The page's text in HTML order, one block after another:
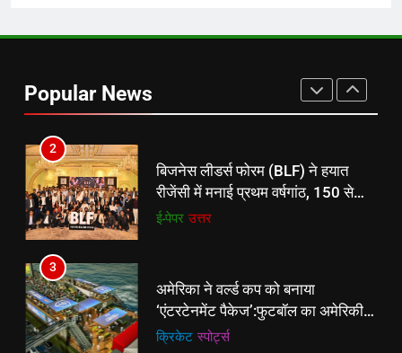
Popular News
2
बिजनेस लीडर्स फोरम (BLF) ने हयात
रीजेंसी में मनाई प्रथम वर्षगांठ, 150 से
अधिक उद्योगपति एवं पेशेवर हुए शामिल
ई-पेपर उत्तर
3
अमेरिका ने वर्ल्ड कप को बनाया
‘एंटरटेनमेंट पैकेज’:फुटबॉल का अमेरिकी
मेकओवर, कई मेगा कॉन्सर्ट; मशहूर हस्तियों
क्रिकेट ‎स्पोर्ट्स